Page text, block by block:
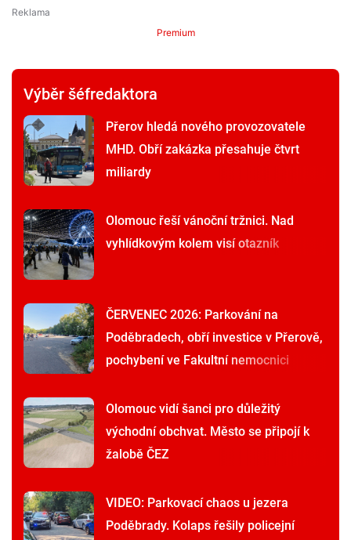
Premium
Výběr šéfredaktora
Přerov hledá nového provozovatele
MHD. Obří zakázka přesahuje čtvrt
miliardy
Olomouc řeší vánoční tržnici. Nad
vyhlídkovým kolem visí otazník
ČERVENEC 2026: Parkování na
Poděbradech, obří investice v Přerově,
pochybení ve Fakultní nemocnici
Olomouc vidí šanci pro důležitý
východní obchvat. Město se připojí k
žalobě ČEZ
VIDEO: Parkovací chaos u jezera
Poděbrady. Kolaps řešily policejní